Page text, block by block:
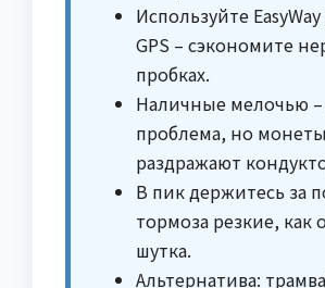
Используйте
GPS – сэкономите
пробках.
Наличные мелочью –
проблема, но монеты
раздражают
В пик держитесь за
тормоза резкие, как
шутка.
Альтернатива: